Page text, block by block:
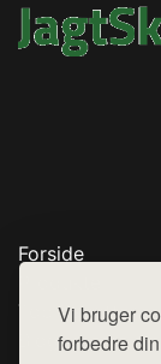
Vi bruger
forbedre
Forside
Top Rabatter
Blog